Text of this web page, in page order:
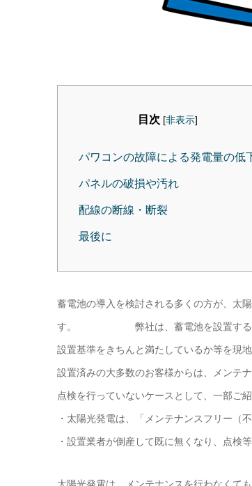
目次 [非表示]
パワコンの故障による発電量の低
パネルの破損や汚れ
配線の断線・断裂
最後に
蓄電池の導入を検討される多くの方が、太
す。 弊社は、蓄電池を設置するため
設置基準をきちんと満たしているか等を現
設置済みの大多数のお客様からは、メンテ
点検を行っていないケースとして、一部ご紹
・太陽光発電は、「メンテナンスフリー（
・設置業者が倒産して既に無くなり、点検
太陽光発電は、メンテナンスを行わなくて